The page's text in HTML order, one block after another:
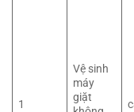
1
Vệ sinh
máy
giặt